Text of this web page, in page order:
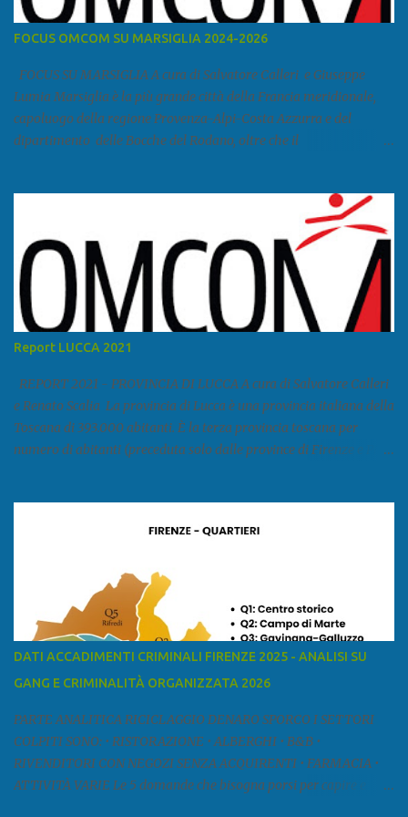
FOCUS OMCOM SU MARSIGLIA 2024-2026
FOCUS SU MARSIGLIA A cura di Salvatore Calleri e Giuseppe
Lumia Marsiglia è la più grande città della Francia meridionale,
capoluogo della regione Provenza-Alpi-Costa Azzurra e del
dipartimento delle Bocche del Rodano, oltre che il
come area metropolitana. Studiare quanto succede a Marsiglia è
molto importante per la geopolitica narcomafiosa perché
Marsiglia ha il porto in asse con la Corsica, Genova, Livorno e
Napoli e le banlieu gemellate con le periferie milanesi. Secondo il
rapporto della DCSA è uno dei principali scali del narcotraffico dal
sudamerica, in particolare Ecuador e Cile. Marsiglia è una città
multietnica, con un 40 per cento di islamici e nonostante questo e
nonostante il forte tasso di criminalità che attira molti giovani,
emerge a prescindere dalla religione una forte identità ...
Report LUCCA 2021
REPORT 2021 - PROVINCIA DI LUCCA A cura di Salvatore Calleri
e Renato Scalia La provincia di Lucca è una provincia italiana della
Toscana di 393.000 abitanti. È la terza provincia toscana per
numero di abitanti (preceduta solo dalle province di Firenze e Pisa)
a est con le province di Pistoia e di Firenze, a sud con la provincia di
Lucca Ÿ la Versilia Ÿ la Media Valle del Serchio Ÿ la Garfagnana
Fonte: wikipedia Presenze mafiose e criminali (principali) Le
presenze mafiose in provincia sono assai rilevanti. Si segnala che
nella relazione del 2001 della Commissione parlamentare
Livorno e Lucca agiscono i clan dei Fedele...” Dalla ricerc...
DATI ACCADIMENTI CRIMINALI FIRENZE 2025 - ANALISI SU
GANG E CRIMINALITÀ ORGANIZZATA 2026
PARTE ANALITICA RICICLAGGIO DENARO SPORCO I SETTORI
COLPITI SONO: • RISTORAZIONE • ALBERGHI • B&B •
RIVENDITORI CON NEGOZI SENZA ACQUIRENTI • FARMACIA •
ATTIVITÀ VARIE Le 5 domande che bisogna porsi per capire e